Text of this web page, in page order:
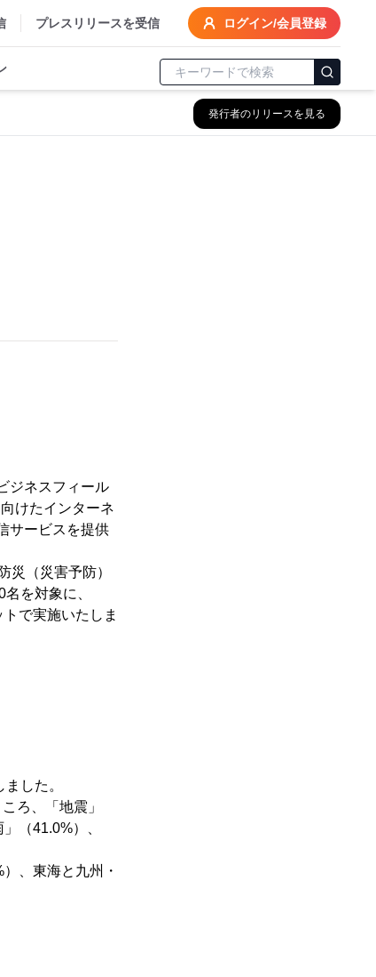
プレスリリースを受信 ログイン/会員登録
発行者のリリースを見る
ジネスフィール
けたインターネ
サービスを提供
災（災害予防）
を対象に、
で実施いたしま
した。
ろ、「地震」
（41.0%）、
、東海と九州・